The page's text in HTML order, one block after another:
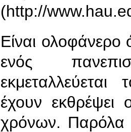
(http://
Είναι ολοφάνερο
ενός
έχουν εκθρέψει
χρόνων. Παρόλα